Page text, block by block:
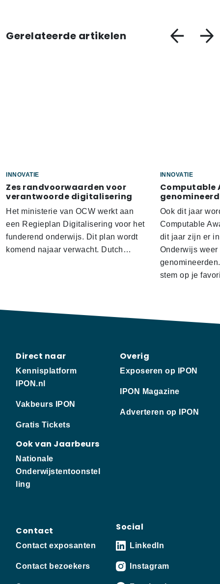
Gerelateerde artikelen
INNOVATIE
Zes randvoorwaarden voor
verantwoorde digitalisering
Het ministerie van OCW werkt aan
een Regieplan Digitalisering voor het
funderend onderwijs. Dit plan wordt
komend najaar verwacht. Dutch…
INNOVATIE
Computable
Ook dit jaar
Computable
dit jaar zijn er
Onderwijs
stem op je
Direct naar
Kennisplatform
IPON.nl
Vakbeurs IPON
Gratis Tickets
Ook van Jaarbeurs
Nationale
Onderwijstentoonstel
ling
Overig
Exposeren op IPON
IPON Magazine
Adverteren op IPON
Contact
Contact exposanten
Contact bezoekers
Social
LinkedIn
Instagram